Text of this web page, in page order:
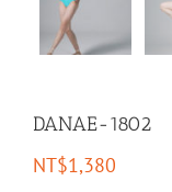
DANAE-1802
NT$1,380